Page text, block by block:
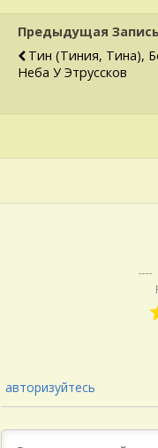
Предыдущая
Тин (Тиния, Тина),
Неба У Этруссков
авторизуйтесь